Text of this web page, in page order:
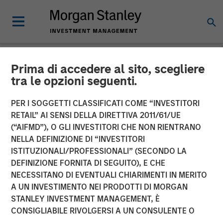
Prima di accedere al sito, scegliere
tra le opzioni seguenti.
PER I SOGGETTI CLASSIFICATI COME “INVESTITORI
RETAIL” AI SENSI DELLA DIRETTIVA 2011/61/UE
(“AIFMD”), O GLI INVESTITORI CHE NON RIENTRANO
NELLA DEFINIZIONE DI “INVESTITORI
ISTITUZIONALI/PROFESSIONALI” (SECONDO LA
DEFINIZIONE FORNITA DI SEGUITO), E CHE
NECESSITANO DI EVENTUALI CHIARIMENTI IN MERITO
A UN INVESTIMENTO NEI PRODOTTI DI MORGAN
STANLEY INVESTMENT MANAGEMENT, È
CONSIGLIABILE RIVOLGERSI A UN CONSULENTE O
INSIGHTS
Lauren Hochfelder on
Bloomberg Surveillance
Radio
28 MAGGIO 2024
Lauren Hochfelder
Managing Director